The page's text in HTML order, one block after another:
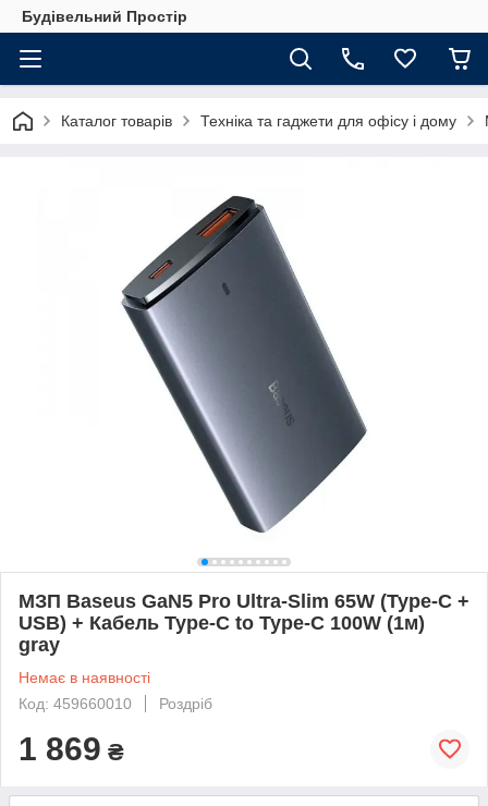
Будівельний Простір
Каталог товарів Техніка та гаджети для офісу і дому
МЗП Baseus GaN5 Pro Ultra-Slim 65W (Type-C +
USB) + Кабель Type-C to Type-C 100W (1м)
gray
Немає в наявності
Код: 459660010
Роздріб
1 869 ₴